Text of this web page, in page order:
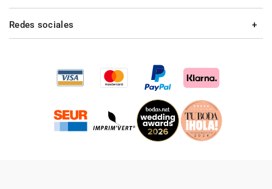
Redes sociales